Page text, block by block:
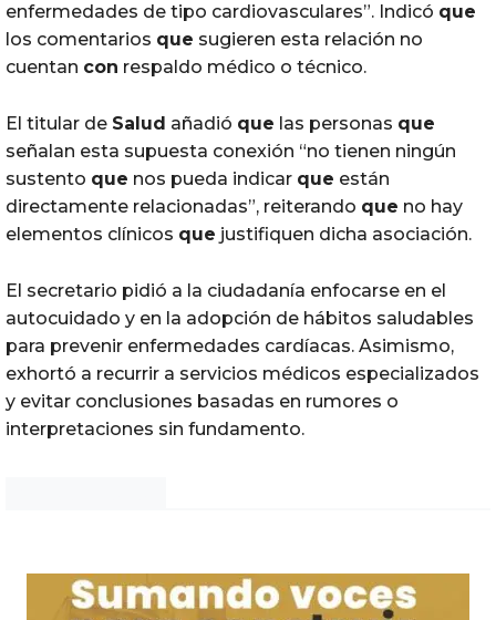
enfermedades de tipo cardiovasculares”. Indicó que
los comentarios que sugieren esta relación no
cuentan con respaldo médico o técnico.
El titular de Salud añadió que las personas que
señalan esta supuesta conexión “no tienen ningún
sustento que nos pueda indicar que están
directamente relacionadas”, reiterando que no hay
elementos clínicos que justifiquen dicha asociación.
El secretario pidió a la ciudadanía enfocarse en el
autocuidado y en la adopción de hábitos saludables
para prevenir enfermedades cardíacas. Asimismo,
exhortó a recurrir a servicios médicos especializados
y evitar conclusiones basadas en rumores o
interpretaciones sin fundamento.